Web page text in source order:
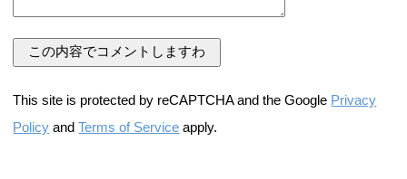
This site is protected by reCAPTCHA and the Google Privacy
Policy andTerms of Service apply.